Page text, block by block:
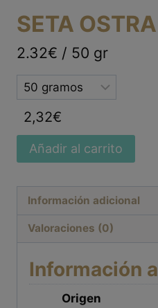
SETA OSTRA
2.32€ / 50 gr
Selected
option
2,32€
Añadir al carrito
Información adicional
Valoraciones (0)
Información
Origen